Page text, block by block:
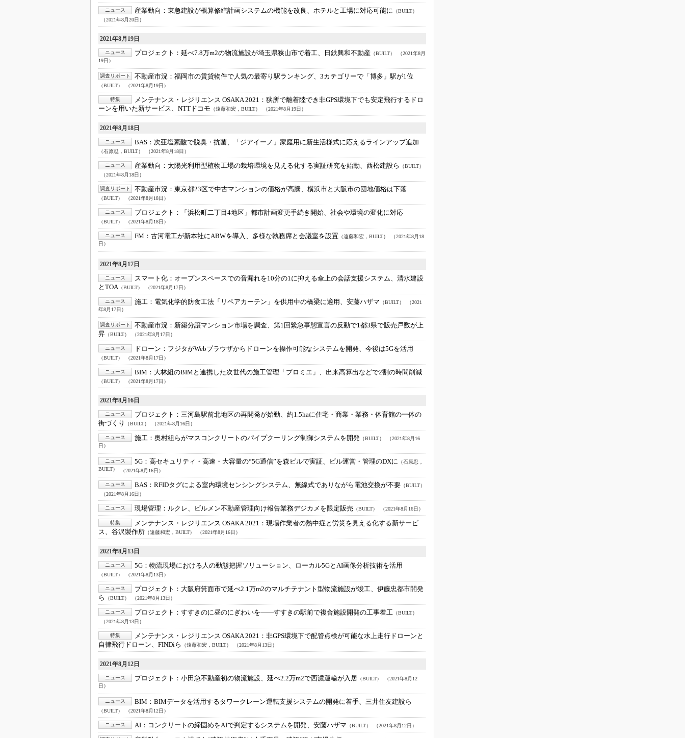
ニュース 産業動向： 東急建設が概算修繕計画システムの機能を改良、ホテルと工場に対応可能に （BUILT）
（2021年8月20日）
2021年8月19日
ニュース プロジェクト： 延べ7.8万m2の物流施設が埼玉県狭山市で着工、日鉄興和不動産 （BUILT） （2021年8月
19日）
調査リポート 不動産市況： 福岡市の賃貸物件で人気の最寄り駅ランキング、3カテゴリーで「博多」駅が1位
（BUILT） （2021年8月19日）
特集 メンテナンス・レジリエンス OSAKA 2021： 狭所で離着陸でき非GPS環境下でも安定飛行するドロ
ーンを用いた新サービス、NTTドコモ （遠藤和宏，BUILT） （2021年8月19日）
2021年8月18日
ニュース BAS： 次亜塩素酸で脱臭・抗菌、「ジアイーノ」家庭用に新生活様式に応えるラインアップ追加
（石原忍，BUILT） （2021年8月18日）
ニュース 産業動向： 太陽光利用型植物工場の栽培環境を見える化する実証研究を始動、西松建設ら
（BUILT）
（2021年8月18日）
調査リポート 不動産市況： 東京都23区で中古マンションの価格が高騰、横浜市と大阪市の団地価格は下落
（BUILT） （2021年8月18日）
ニュース プロジェクト： 「浜松町二丁目4地区」都市計画変更手続き開始、社会や環境の変化に対応
（BUILT） （2021年8月18日）
ニュース FM： 古河電工が新本社にABWを導入、多様な執務席と会議室を設置 （遠藤和宏，BUILT） （2021年8月18
日）
2021年8月17日
ニュース スマート化： オープンスペースでの音漏れを10分の1に抑える傘上の会話支援システム、清水建設
とTOA （BUILT） （2021年8月17日）
ニュース 施工： 電気化学的防食工法「リペアカーテン」を供用中の橋梁に適用、安藤ハザマ （BUILT） （2021
年8月17日）
調査リポート 不動産市況： 新築分譲マンション市場を調査、第1回緊急事態宣言の反動で1都3県で販売戸数が上
昇 （BUILT） （2021年8月17日）
ニュース ドローン： フジタがWebブラウザからドローンを操作可能なシステムを開発、今後は5Gを活用
（BUILT） （2021年8月17日）
ニュース BIM： 大林組のBIMと連携した次世代の施工管理「プロミエ」、出来高算出などで2割の時間削減
（BUILT） （2021年8月17日）
2021年8月16日
ニュース プロジェクト： 三河島駅前北地区の再開発が始動、約1.5haに住宅・商業・業務・体育館の一体の
街づくり
（BUILT） （2021年8月16日）
ニュース 施工： 奥村組らがマスコンクリートのパイプクーリング制御システムを開発 （BUILT） （2021年8月16
日）
ニュース 5G： 高セキュリティ・高速・大容量の“5G通信”を森ビルで実証、ビル運営・管理のDXに （石原忍，
BUILT） （2021年8月16日）
ニュース BAS： RFIDタグによる室内環境センシングシステム、無線式でありながら電池交換が不要 （BUILT）
（2021年8月16日）
ニュース 現場管理： ルクレ、ビルメン不動産管理向け報告業務デジカメを限定販売 （BUILT） （2021年8月16日）
特集 メンテナンス・レジリエンス OSAKA 2021： 現場作業者の熱中症と労災を見える化する新サービ
ス、谷沢製作所 （遠藤和宏，BUILT） （2021年8月16日）
2021年8月13日
ニュース 5G： 物流現場における人の動態把握ソリューション、ローカル5GとAI画像分析技術を活用
（BUILT） （2021年8月13日）
ニュース プロジェクト： 大阪府箕面市で延べ2.1万m2のマルチテナント型物流施設が竣工、伊藤忠都市開発
ら
（BUILT） （2021年8月13日）
ニュース プロジェクト： すすきのに昼のにぎわいを――すすきの駅前で複合施設開発の工事着工 （BUILT）
（2021年8月13日）
特集 メンテナンス・レジリエンス OSAKA 2021： 非GPS環境下で配管点検が可能な水上走行ドローンと
自律飛行ドローン、FINDiら
（遠藤和宏，BUILT） （2021年8月13日）
2021年8月12日
ニュース プロジェクト： 小田急不動産初の物流施設、延べ2.2万m2で西濃運輸が入居 （BUILT） （2021年8月12
日）
ニュース BIM： BIMデータを活用するタワークレーン運転支援システムの開発に着手、三井住友建設ら
（BUILT） （2021年8月12日）
ニュース AI： コンクリートの締固めをAIで判定するシステムを開発、安藤ハザマ （BUILT） （2021年8月12日）